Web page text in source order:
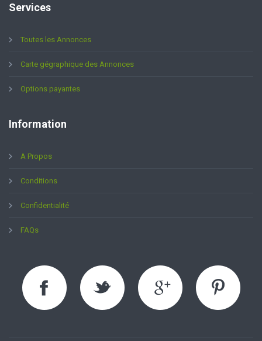
Services
Toutes les Annonces
Carte gégraphique des Annonces
Options payantes
Information
A Propos
Conditions
Confidentialité
FAQs